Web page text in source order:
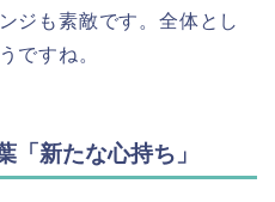
ジも素敵です。全体とし
ですね。
「新たな心持ち」